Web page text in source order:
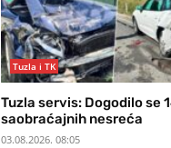
Tuzla i TK
Tuzla servis: Dogodilo se
saobraćajnih nesreća
03.08.2026. 08:05